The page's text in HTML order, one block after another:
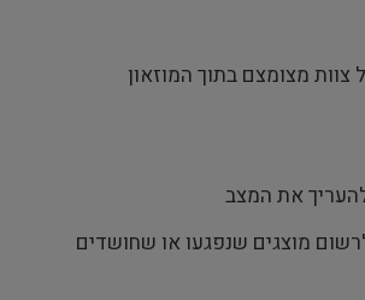
צוות מצומצם בתוך המוזאון
מוצגים שנפגעו או שחושדים